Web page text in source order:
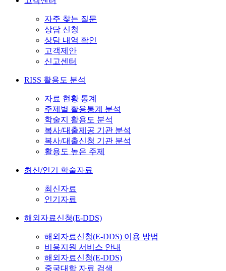
자주 찾는 질문
상담 신청
상담 내역 확인
고객제안
신고센터
RISS 활용도 분석
자료 현황 통계
주제별 활용통계 분석
학술지 활용도 분석
복사/대출제공 기관 분석
복사/대출신청 기관 분석
활용도 높은 주제
최신/인기 학술자료
최신자료
인기자료
해외자료신청(E-DDS)
해외자료신청(E-DDS) 이용 방법
비용지원 서비스 안내
해외자료신청(E-DDS)
중국대학 자료 검색